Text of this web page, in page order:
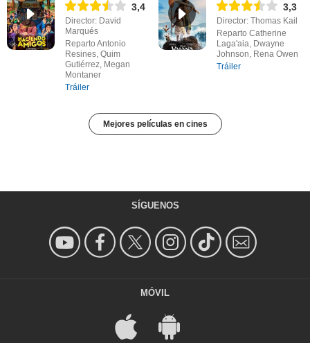
3,4
Director: David
Marqués
Reparto Antonio
Resines, Quim
Gutiérrez, Megan
Montaner
Tráiler
3,3
Director: Thomas Kail
Reparto Catherine
Laga'aia, Dwayne
Johnson, Rena Owen
Tráiler
Mejores películas en cines
SÍGUENOS
MÓVIL